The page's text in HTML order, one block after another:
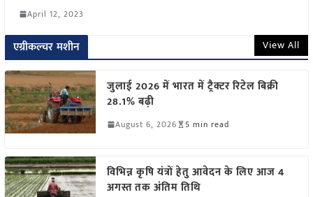
April 12, 2023
एग्रीकल्चर मशीन View All
जुलाई 2026 में भारत में ट्रैक्टर रिटेल बिक्री
28.1% बढ़ी
August 6, 2026 5 min read
विभिन्न कृषि यंत्रों हेतु आवेदन के लिए आज 4
अगस्त तक अंतिम तिथि